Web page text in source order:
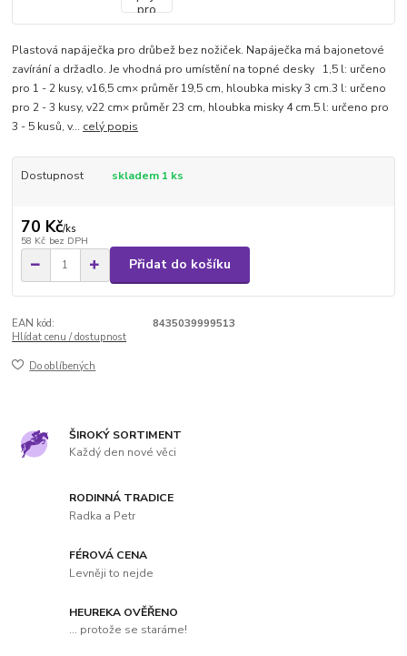
Plastová napáječka pro drůbež bez nožiček. Napáječka má bajonetové
zavírání a držadlo. Je vhodná pro umístění na topné desky 1,5 l: určeno
pro 1 - 2 kusy, v16,5 cm× průměr 19,5 cm, hloubka misky 3 cm.3 l: určeno
pro 2 - 3 kusy, v22 cm× průměr 23 cm, hloubka misky 4 cm.5 l: určeno pro
3 - 5 kusů, v... celý popis
Dostupnost skladem 1 ks
70 Kč/ks
58 Kč bez DPH
Přidat do košíku
EAN kód:
8435039999513
Hlídat cenu / dostupnost
Do oblíbených
ŠIROKÝ SORTIMENT
Každý den nové věci
RODINNÁ TRADICE
Radka a Petr
FÉROVÁ CENA
Levněji to nejde
HEUREKA OVĚŘENO
... protože se staráme!